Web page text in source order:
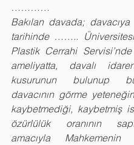
…………
Bakılan davada; davacıya
tarihinde ……..
Plastik Cerrahi
ameliyatta, davalı
kusurunun bulunup
davacının görme
kaybetmediği, kaybetmiş
özürlülük oranının
amacıyla Mahkemenin